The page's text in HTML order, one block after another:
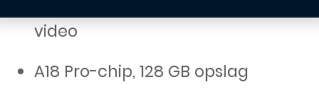
video
A18 Pro-chip, 128 GB opslag